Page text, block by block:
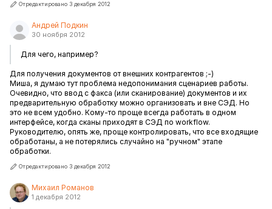
Отредактировано 3 декабря 2012
Андрей Подкин
30 ноября 2012
Для чего, например?
Для получения документов от внешних контрагентов ;-)
Миша, я думаю тут проблема недопонимания сценариев работы.
Очевидно, что ввод с факса (или сканирование) документов и их
предварительную обработку можно организовать и вне СЭД. Но
это не всем удобно. Кому-то проще всегда работать в одном
интерфейсе, когда сканы приходят в СЭД по workflow.
Руководителю, опять же, проще контролировать, что все входящие
обработаны, а не потерялись случайно на "ручном" этапе
обработки.
Отредактировано 3 декабря 2012
Михаил Романов
1 декабря 2012